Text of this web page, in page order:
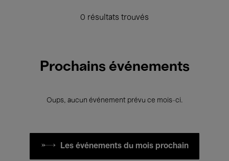
0 résultats trouvés
Prochains événements
Oups, aucun événement prévu ce mois-ci.
Les événements du mois prochain